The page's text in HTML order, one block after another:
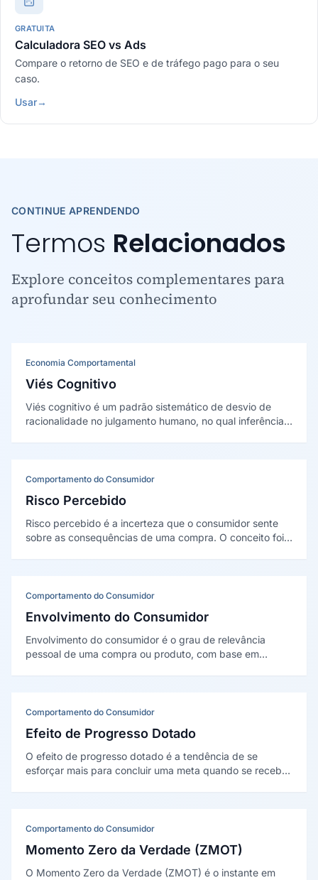
GRATUITA
Calculadora SEO vs Ads
Compare o retorno de SEO e de tráfego pago para o seu
caso.
Usar→
CONTINUE APRENDENDO
Termos Relacionados
Explore conceitos complementares para
aprofundar seu conhecimento
Economia Comportamental
Viés Cognitivo
Viés cognitivo é um padrão sistemático de desvio de
racionalidade no julgamento humano, no qual inferências
influênciar decisões de compra.
Comportamento do Consumidor
Risco Percebido
Risco percebido é a incerteza que o consumidor sente
sobre as consequências de uma compra. O conceito foi
Comportamento do Consumidor
Envolvimento do Consumidor
Envolvimento do consumidor é o grau de relevância
pessoal de uma compra ou produto, com base em
Comportamento do Consumidor
Efeito de Progresso Dotado
O efeito de progresso dotado é a tendência de se
esforçar mais para concluir uma meta quando se recebe
Comportamento do Consumidor
Momento Zero da Verdade (ZMOT)
O Momento Zero da Verdade (ZMOT) é o instante em